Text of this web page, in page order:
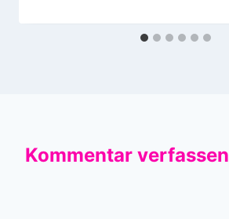
Kommentar verfassen